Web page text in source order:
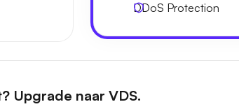
DDoS Protection
Upgrade naar VDS.